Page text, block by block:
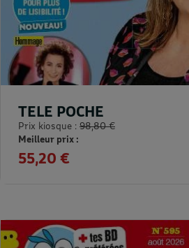
TELE POCHE
Prix kiosque : 98,80 €
Meilleur prix :
55,20 €